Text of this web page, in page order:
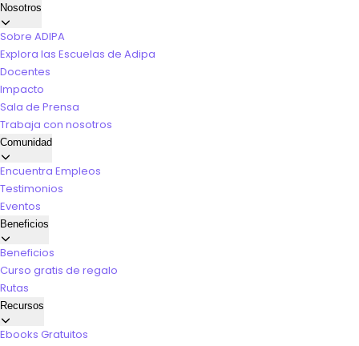
Nosotros
Sobre ADIPA
Explora las Escuelas de Adipa
Docentes
Impacto
Sala de Prensa
Trabaja con nosotros
Comunidad
Encuentra Empleos
Testimonios
Eventos
Beneficios
Beneficios
Curso gratis de regalo
Rutas
Recursos
Ebooks Gratuitos